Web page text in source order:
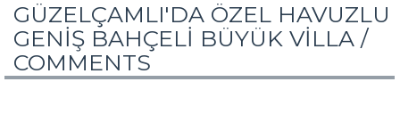
GÜZELÇAMLI'DA ÖZEL HAVUZLU
GENİŞ BAHÇELİ BÜYÜK VİLLA /
COMMENTS